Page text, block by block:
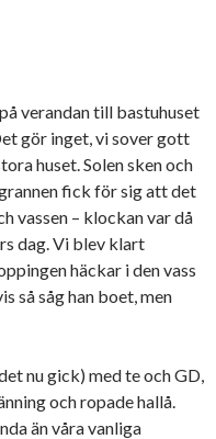
verandan till bastuhuset
gör inget, vi sover gott
huset. Solen sken och
fick för sig att det
vassen – klockan var då
dag. Vi blev klart
häckar i den vass
så såg han boet, men
nu gick) med te och GD,
och ropade hallå.
än våra vanliga